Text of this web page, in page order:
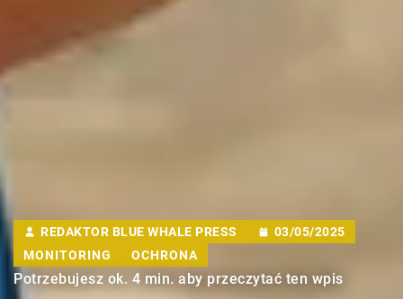
REDAKTOR BLUE WHALE PRESS
03/05/2025
MONITORING
OCHRONA
Potrzebujesz ok. 4 min. aby przeczytać ten wpis